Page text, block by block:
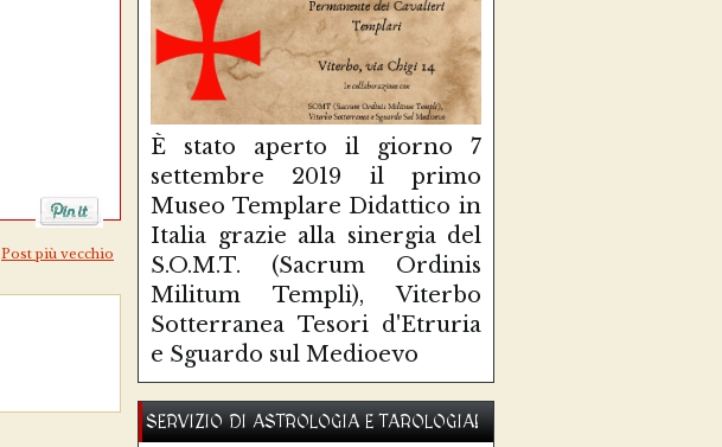
Post più vecchio
È stato aperto il giorno 7
settembre 2019 il primo
Museo Templare Didattico in
Italia grazie alla sinergia del
S.O.M.T. (Sacrum Ordinis
Militum Templi), Viterbo
Sotterranea Tesori d'Etruria
e Sguardo sul Medioevo
SERVIZIO DI ASTROLOGIA E TAROLOGIA!